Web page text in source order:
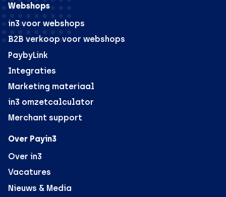
Webshops
in3 voor webshops
B2B verkoop voor webshops
PaybyLink
Integraties
Marketing materiaal
in3 omzetcalculator
Merchant support
Over Payin3
Over in3
Vacatures
Nieuws & Media